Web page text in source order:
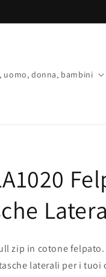
donna, bambini
zip in cotone
laterali per i tuoi